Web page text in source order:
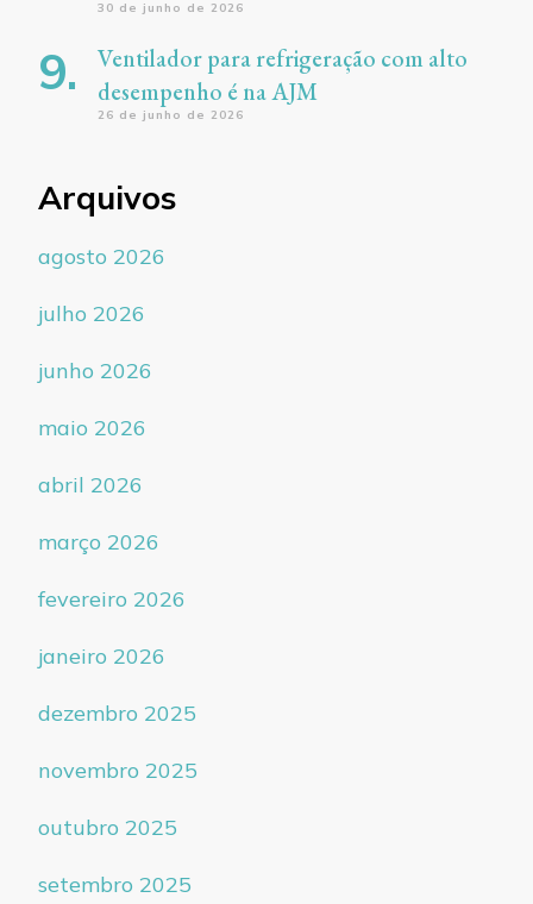
30 de junho de 2026
Ventilador para refrigeração com alto
desempenho é na AJM
26 de junho de 2026
Arquivos
agosto 2026
julho 2026
junho 2026
maio 2026
abril 2026
março 2026
fevereiro 2026
janeiro 2026
dezembro 2025
novembro 2025
outubro 2025
setembro 2025